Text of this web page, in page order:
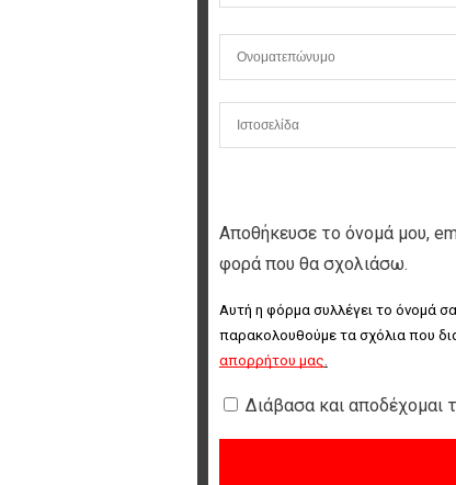
Αποθήκευσε το όνομά μου,
φορά που θα σχολιάσω.
Αυτή η φόρμα συλλέγει το όνομά
παρακολουθούμε τα σχόλια που
απορρήτου μας.
Διάβασα και αποδέχομαι